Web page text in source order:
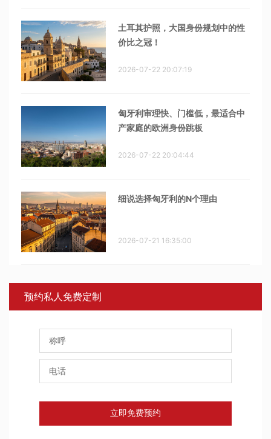
土耳其护照，大国身份规划中的性
价比之冠！
2026-07-22 20:07:19
匈牙利审理快、门槛低，最适合中
产家庭的欧洲身份跳板
2026-07-22 20:04:44
细说选择匈牙利的N个理由
2026-07-21 16:35:00
预约私人免费定制
立即免费预约